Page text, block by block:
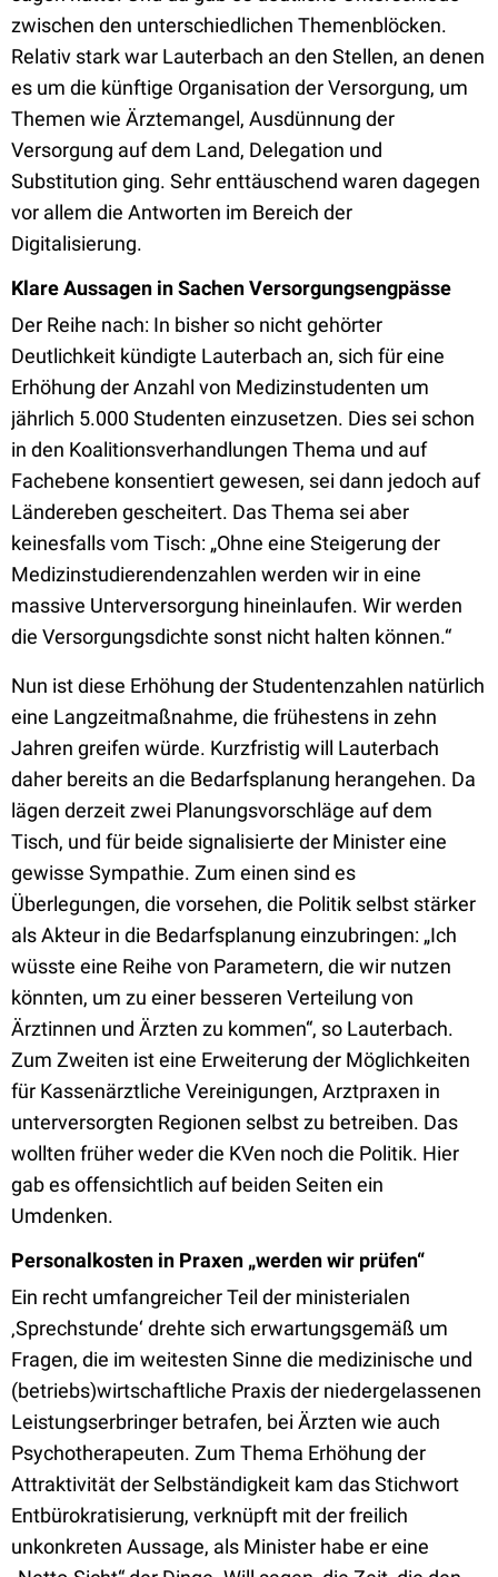
zwischen den unterschiedlichen Themenblöcken.
Relativ stark war Lauterbach an den Stellen, an denen
es um die künftige Organisation der Versorgung, um
Themen wie Ärztemangel, Ausdünnung der
Versorgung auf dem Land, Delegation und
Substitution ging. Sehr enttäuschend waren dagegen
vor allem die Antworten im Bereich der
Digitalisierung.
Klare Aussagen in Sachen Versorgungsengpässe
Der Reihe nach: In bisher so nicht gehörter
Deutlichkeit kündigte Lauterbach an, sich für eine
Erhöhung der Anzahl von Medizinstudenten um
jährlich 5.000 Studenten einzusetzen. Dies sei schon
in den Koalitionsverhandlungen Thema und auf
Fachebene konsentiert gewesen, sei dann jedoch auf
Ländereben gescheitert. Das Thema sei aber
keinesfalls vom Tisch: „Ohne eine Steigerung der
Medizinstudierendenzahlen werden wir in eine
massive Unterversorgung hineinlaufen. Wir werden
die Versorgungsdichte sonst nicht halten können.“
Nun ist diese Erhöhung der Studentenzahlen natürlich
eine Langzeitmaßnahme, die frühestens in zehn
Jahren greifen würde. Kurzfristig will Lauterbach
daher bereits an die Bedarfsplanung herangehen. Da
lägen derzeit zwei Planungsvorschläge auf dem
Tisch, und für beide signalisierte der Minister eine
gewisse Sympathie. Zum einen sind es
Überlegungen, die vorsehen, die Politik selbst stärker
als Akteur in die Bedarfsplanung einzubringen: „Ich
wüsste eine Reihe von Parametern, die wir nutzen
könnten, um zu einer besseren Verteilung von
Ärztinnen und Ärzten zu kommen“, so Lauterbach.
Zum Zweiten ist eine Erweiterung der Möglichkeiten
für Kassenärztliche Vereinigungen, Arztpraxen in
unterversorgten Regionen selbst zu betreiben. Das
wollten früher weder die KVen noch die Politik. Hier
gab es offensichtlich auf beiden Seiten ein
Umdenken.
Personalkosten in Praxen „werden wir prüfen“
Ein recht umfangreicher Teil der ministerialen
‚Sprechstunde‘ drehte sich erwartungsgemäß um
Fragen, die im weitesten Sinne die medizinische und
(betriebs)wirtschaftliche Praxis der niedergelassenen
Leistungserbringer betrafen, bei Ärzten wie auch
Psychotherapeuten. Zum Thema Erhöhung der
Attraktivität der Selbständigkeit kam das Stichwort
Entbürokratisierung, verknüpft mit der freilich
unkonkreten Aussage, als Minister habe er eine